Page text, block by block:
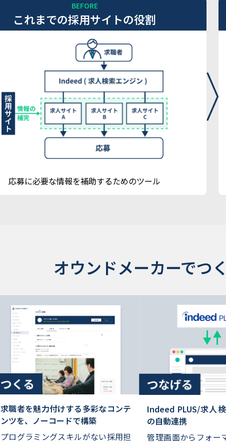
BEFORE
これまでの採用サイトの役割
応募に必要な情報を補助するためのツール
オウンドメーカーでつ
求職者を魅力付けする多彩なコンテ
ンツを、ノーコードで構築
プログラミングスキルがない採用担
Indeed PLUS/求人
の自動連携
管理画面からフォー